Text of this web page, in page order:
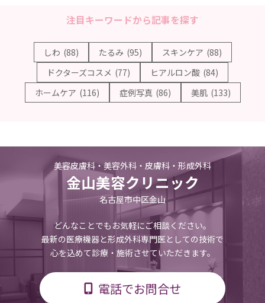
注目キーワードから記事を探す
しわ (88) たるみ (95) スキンケア (88)
ドクターズコスメ (77) ヒアルロン酸 (84)
ホームケア (116) 症例写真 (86) 美肌 (133)
美容皮膚科・美容外科・皮膚科・形成外科
金山美容クリニック
名古屋市中区金山
どんなことでもお気軽にご相談ください。
最新の医療機器と形成外科専門医としての技術で
心を込めて診療・施術させていただきます。
電話でお問合せ